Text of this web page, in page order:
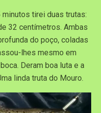
tirei duas trutas:
32 centímetros. Ambas
do poço, coladas
lhes mesmo em
Deram boa luta e a
linda truta do Mouro.